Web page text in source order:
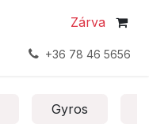
Zárva
+36 78 46 5656
Gyros